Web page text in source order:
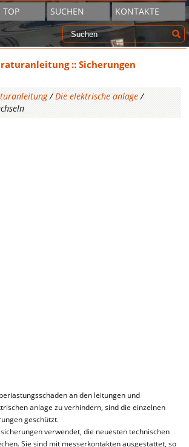
TOP SUCHEN KONTAKTE
:: Sicherungen
/Die elektrische anlage /
an den leitungen und
anlage zu verhindern, sind die einzelnen
geschützt.
verwendet, die neuesten technischen
Sie sind mit messerkontakten ausgestattet, so